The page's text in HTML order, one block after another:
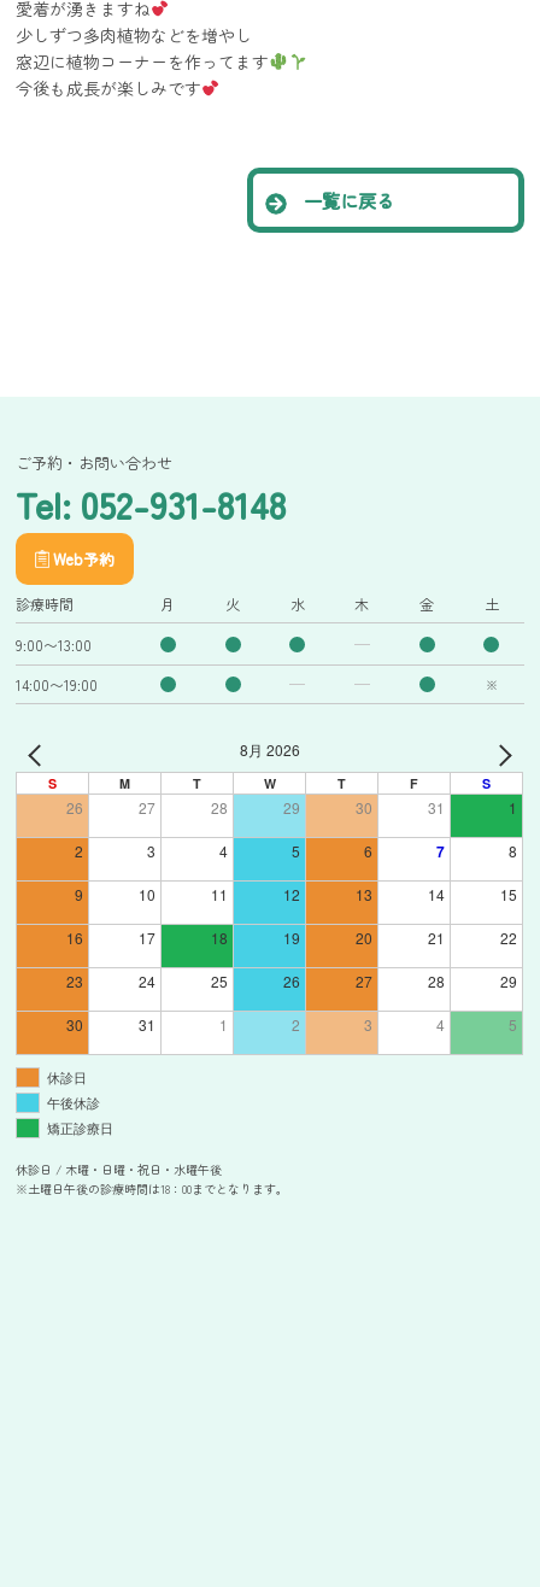
愛着が湧きますね
少しずつ多肉植物などを増やし
窓辺に植物コーナーを作ってます
今後も成長が楽しみです
一覧に戻る
ご予約・お問い合わせ
Tel: 052-931-8148
Web予約
診療時間 月 火 水 木 金 土
9:00〜13:00
14:00〜19:00
※
8月 2026
S M T W T F S
26 27 28 29 30 31 1
2 3 4 5 6 7 8
9 10 11 12 13 14 15
16 17 18 19 20 21 22
23 24 25 26 27 28 29
30 31 1 2 3 4 5
休診日
午後休診
矯正診療日
休診日 / 木曜・日曜・祝日・水曜午後
※土曜日午後の診療時間は18：00までとなります。